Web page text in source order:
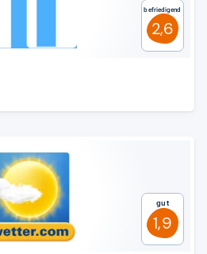
Befriedigend
2,6
Gut
1,9